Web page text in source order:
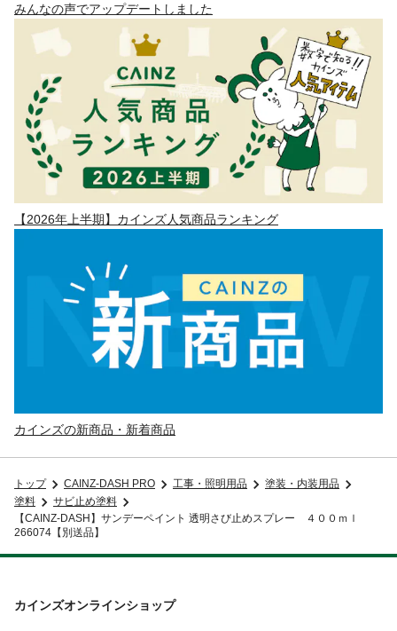
みんなの声でアップデートしました
【2026年上半期】カインズ人気商品ランキング
カインズの新商品・新着商品
トップ CAINZ-DASH PRO 工事・照明用品
塗装・内装用品
塗料
サビ止め塗料
【CAINZ-DASH】サンデーペイント 透明さび止めスプレー ４００ｍｌ
266074【別送品】
カインズオンラインショップ